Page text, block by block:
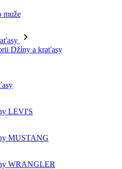
muže
Džíny a kraťasy
LEVI'S
MUSTANG
WRANGLER